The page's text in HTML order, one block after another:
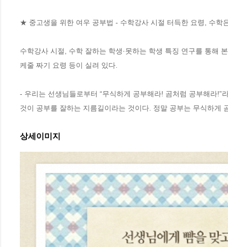
★ 중고생을 위한 여우 공부법 - 수학강사 시절 터득한 요령, 수학
수학강사 시절, 수학 잘하는 학생·못하는 학생 특징 연구를 통해
케줄 짜기 요령 등이 실려 있다.
- 우리는 선생님들로부터 “무식하게 공부해라! 곰처럼 공부해라
것이 공부를 잘하는 지름길이라는 것이다. 정말 공부는 무식하게
상세이미지